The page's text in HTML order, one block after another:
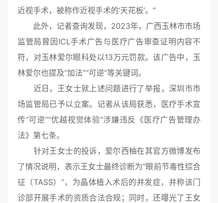
近视手术，被称作近视手术的‘天花板’。”
此外，记者查询发现，2023年，广西玉林市市场
监管局曾因ICL手术广告与医疗广告审查证明内容不
符，对玉林爱尔眼科处以13万元罚款。该广告中，玉
林爱尔也提及“加法”“可逆”等关键词。
近日，王女士就上述问题进行了举报，深圳市市
场监管局已予以立案。记者从该局获悉，医疗手术宣
传“可逆”“优越视觉体验”涉嫌违反《医疗广告管理办
法》第七条。
针对王女士的投诉，爱尔西柚在其官方微博发布
了情况说明，表示王女士最终诊断为“眼前节毒性综合
征（TASS）”，为晶体植入术后的并发症，并称该门
诊部开展手术的资质合法合规；同时，还曝光了王女